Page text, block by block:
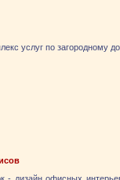
услуг по загородному